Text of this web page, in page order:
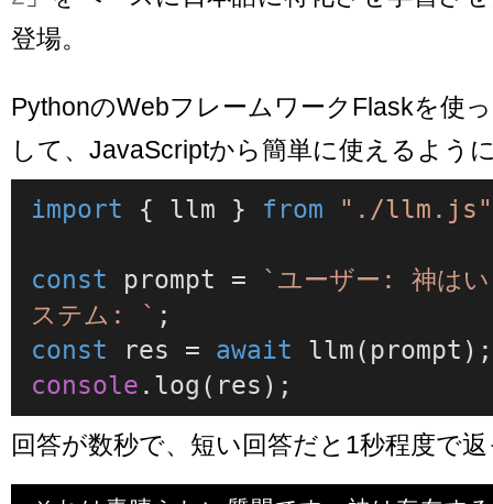
登場。
PythonのWebフレームワークFlaskを使
して、JavaScriptから簡単に使えるよう
import { llm } from "./llm.js"
const prompt =
`ユーザー: 神は
ステム: `
const res = await
llm
console . log (res);
回答が数秒で、短い回答だと1秒程度で